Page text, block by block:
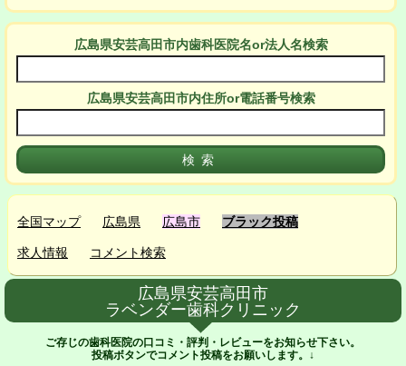
広島県安芸高田市内歯科医院名or法人名検索
広島県安芸高田市内住所or電話番号検索
全国マップ 広島県 広島市 ブラック投稿
求人情報 コメント検索
広島県安芸高田市
ラベンダー歯科クリニック
ご存じの歯科医院の口コミ・評判・レビューをお知らせ下さい。
投稿ボタンでコメント投稿をお願いします。↓